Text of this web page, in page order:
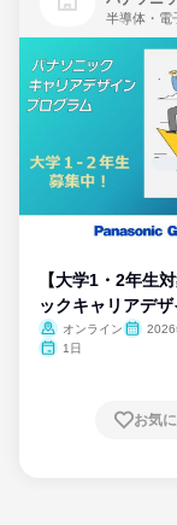
半導体・電
【大学1・2年生
ックキャリアデ
ム
オンライン
2026
1日
お気